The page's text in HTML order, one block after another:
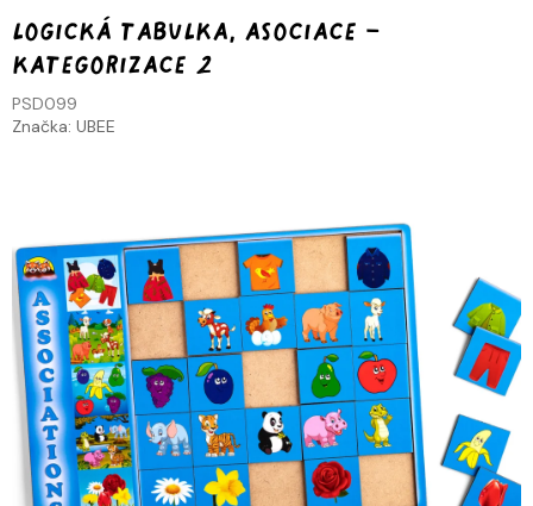
Logická tabulka, asociace -
KATEGORIZACE 2
PSD099
Značka: UBEE